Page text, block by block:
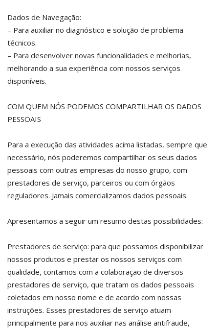
Dados de Navegação:
– Para auxiliar no diagnóstico e solução de problema
técnicos.
– Para desenvolver novas funcionalidades e melhorias,
melhorando a sua experiência com nossos serviços
disponíveis.
COM QUEM NÓS PODEMOS COMPARTILHAR OS DADOS
PESSOAIS
Para a execução das atividades acima listadas, sempre que
necessário, nós poderemos compartilhar os seus dados
pessoais com outras empresas do nosso grupo, com
prestadores de serviço, parceiros ou com órgãos
reguladores. Jamais comercializamos dados pessoais.
Apresentamos a seguir um resumo destas possibilidades:
Prestadores de serviço: para que possamos disponibilizar
nossos produtos e prestar os nossos serviços com
qualidade, contamos com a colaboração de diversos
prestadores de serviço, que tratam os dados pessoais
coletados em nosso nome e de acordo com nossas
instruções. Esses prestadores de serviço atuam
principalmente para nos auxiliar nas análise antifraude,